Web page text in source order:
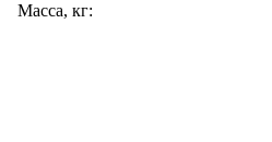
Масса, кг: